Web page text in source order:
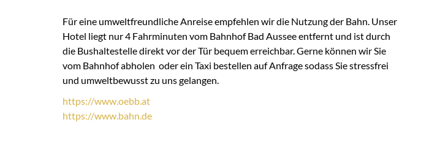
Für eine umweltfreundliche Anreise empfehlen wir die Nutzung der Bahn. Unser
Hotel liegt nur 4 Fahrminuten vom Bahnhof Bad Aussee entfernt und ist durch
die Bushaltestelle direkt vor der Tür bequem erreichbar. Gerne können wir Sie
vom Bahnhof abholen oder ein Taxi bestellen auf Anfrage sodass Sie stressfrei
und umweltbewusst zu uns gelangen.
https://www.oebb.at
https://www.bahn.de